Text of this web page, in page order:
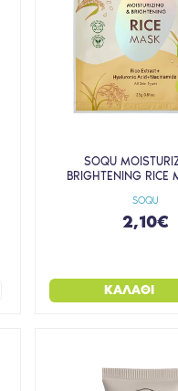
SOQU
SOQU
BRIGHTENING RICE
2,10€
ΚΑΛΆΘΙ